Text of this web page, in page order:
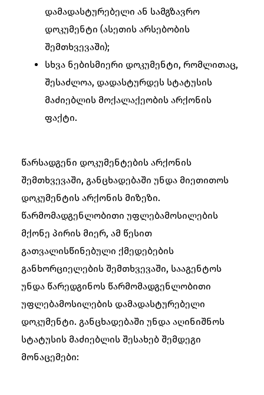
დამადასტურებელი ან სამგზავრო
დოკუმენტი (ასეთის არსებობის
შემთხვევაში);
სხვა ნებისმიერი დოკუმენტი, რომლითაც,
შესაძლოა, დადასტურდეს სტატუსის
მაძიებლის მოქალაქეობის არქონის
ფაქტი.
წარსადგენი დოკუმენტების არქონის
შემთხვევაში, განცხადებაში უნდა მიეთითოს
დოკუმენტის არქონის მიზეზი.
წარმომადგენლობითი უფლებამოსილების
მქონე პირის მიერ, ამ წესით
გათვალისწინებული ქმედებების
განხორციელების შემთხვევაში, სააგენტოს
უნდა წარედგინოს წარმომადგენლობითი
უფლებამოსილების დამადასტურებელი
დოკუმენტი. განცხადებაში უნდა აღინიშნოს
სტატუსის მაძიებლის შესახებ შემდეგი
მონაცემები: